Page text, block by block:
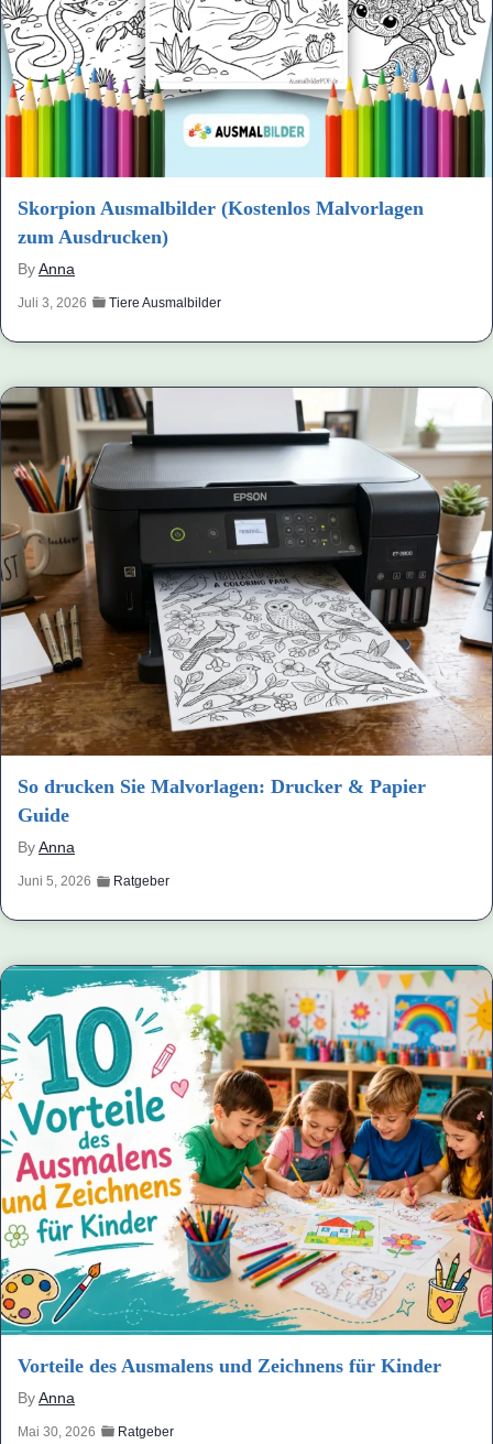
Skorpion Ausmalbilder (Kostenlos Malvorlagen
zum Ausdrucken)
ByAnna
Juli 3, 2026 Tiere Ausmalbilder
So drucken Sie Malvorlagen: Drucker & Papier
Guide
ByAnna
Juni 5, 2026 Ratgeber
Vorteile des Ausmalens und Zeichnens für Kinder
ByAnna
Mai 30, 2026 Ratgeber